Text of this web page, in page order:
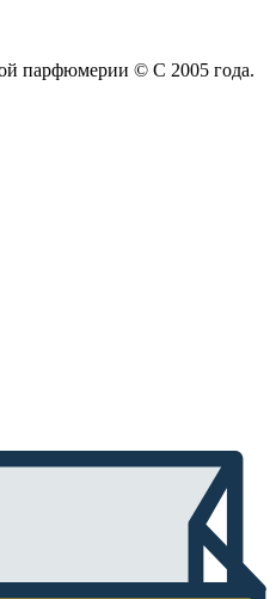
парфюмерии © С 2005 года.